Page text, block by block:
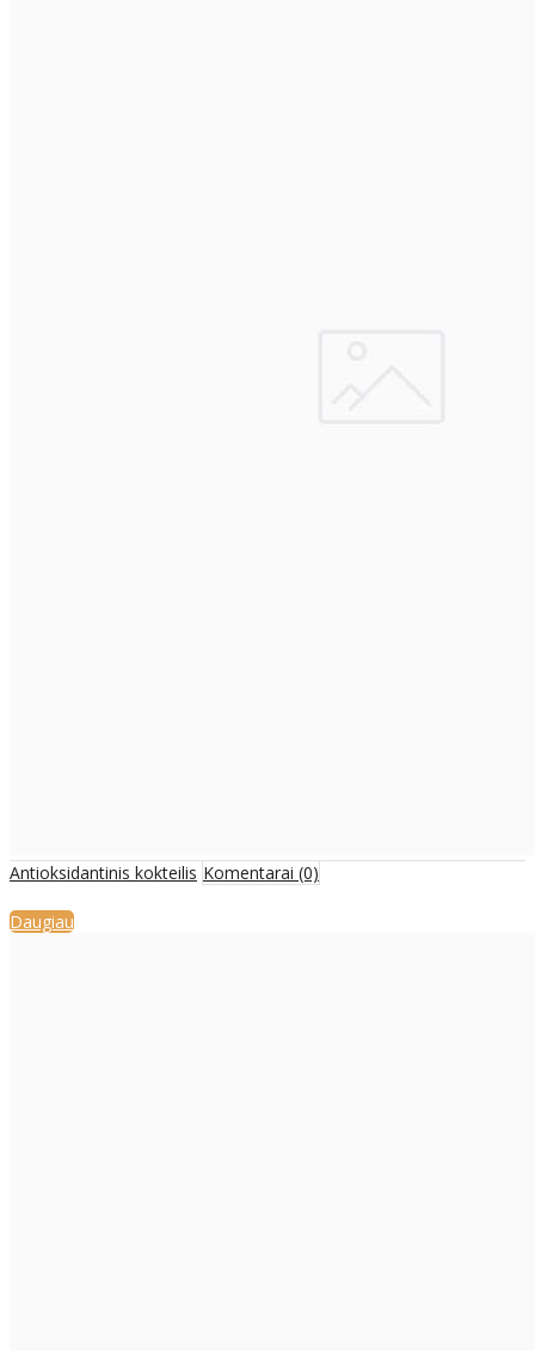
Antioksidantinis kokteilis Komentarai (0)
Daugiau